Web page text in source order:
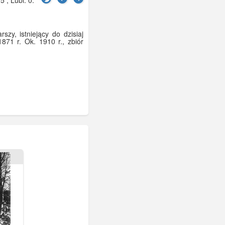
istniejący do dzisiaj
r. Ok. 1910 r., zbiór